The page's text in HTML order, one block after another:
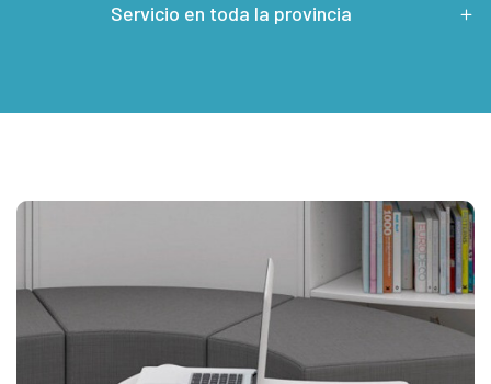
Servicio en toda la provincia